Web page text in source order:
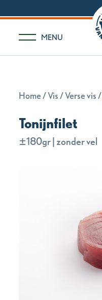
MENU
Home/Vis/Verse vis/
Tonijnfilet
±180gr | zonder vel